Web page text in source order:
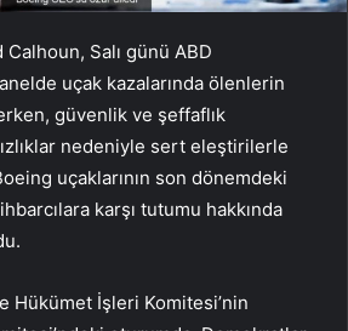
Calhoun, Salı günü ABD
uçak kazalarında ölenlerin
güvenlik ve şeffaflık
nedeniyle sert eleştirilerle
uçaklarının son dönemdeki
karşı tutumu hakkında
Hükümet İşleri Komitesi’nin